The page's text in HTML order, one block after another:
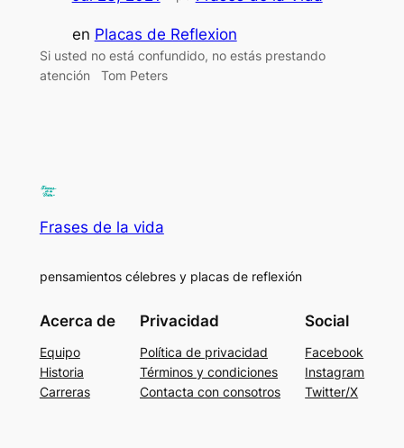
en Placas de Reflexion
Si usted no está confundido, no estás prestando
atención Tom Peters
Frases de la vida
pensamientos célebres y placas de reflexión
Acerca de
Equipo
Historia
Carreras
Privacidad
Política de privacidad
Términos y condiciones
Contacta con consotros
Social
Facebook
Instagram
Twitter/X